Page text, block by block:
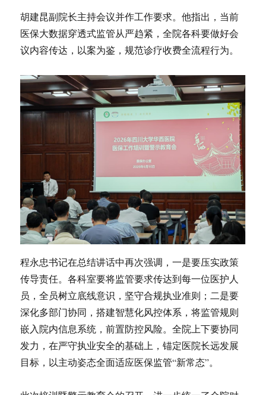
胡建昆副院长主持会议并作工作要求。他指出，当前
医保大数据穿透式监管从严趋紧，全院各科要做好会
议内容传达，以案为鉴，规范诊疗收费全流程行为。
程永忠书记在总结讲话中再次强调，一是要压实政策
传导责任。各科室要将监管要求传达到每一位医护人
员，全员树立底线意识，坚守合规执业准则；二是要
深化多部门协同，搭建智慧化风控体系，将监管规则
嵌入院内信息系统，前置防控风险。全院上下要协同
发力，在严守执业安全的基础上，锚定医院长远发展
目标，以主动姿态全面适应医保监管“新常态”。